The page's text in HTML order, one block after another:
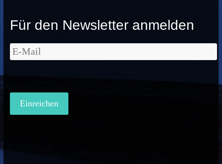
Für den Newsletter anmelden